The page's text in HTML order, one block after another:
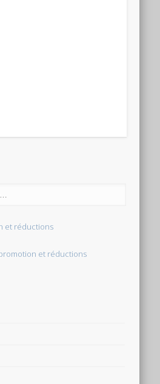
et réductions
et réductions